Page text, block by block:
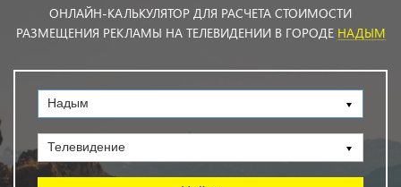
ОНЛАЙН-КАЛЬКУЛЯТОР ДЛЯ РАСЧЕТА СТОИМОСТИ
РАЗМЕЩЕНИЯ РЕКЛАМЫ НА ТЕЛЕВИДЕНИИ В ГОРОДЕ НАДЫМ
Надым
Телевидение